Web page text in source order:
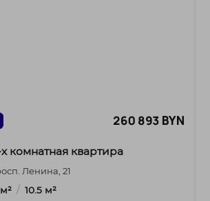
260 893 BYN
комнатная квартира
Ленина, 21
/ 10.5 м²